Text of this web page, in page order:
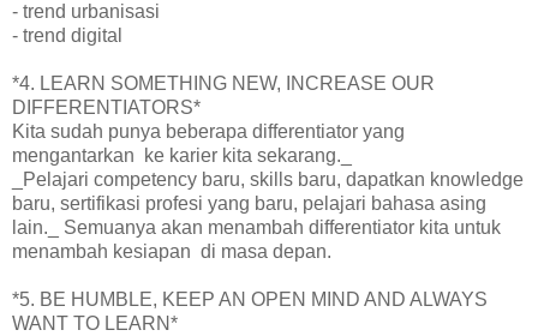
- trend urbanisasi
- trend digital
*4. LEARN SOMETHING NEW, INCREASE OUR
DIFFERENTIATORS*
Kita sudah punya beberapa differentiator yang
mengantarkan ke karier kita sekarang._
_Pelajari competency baru, skills baru, dapatkan knowledge
baru, sertifikasi profesi yang baru, pelajari bahasa asing
lain._ Semuanya akan menambah differentiator kita untuk
menambah kesiapan di masa depan.
*5. BE HUMBLE, KEEP AN OPEN MIND AND ALWAYS
WANT TO LEARN*